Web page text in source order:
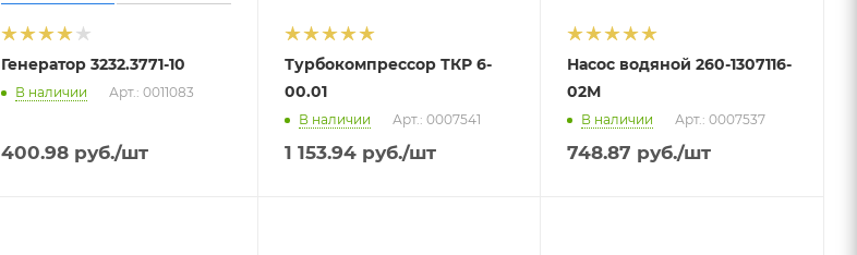
Генератор 3232.3771-10
В наличии Арт.: 0011083
400.98руб./шт
Турбокомпрессор ТКР 6-
00.01
В наличии Арт.: 0007541
1 153.94руб./шт
Насос водяной 260-1307116-
02М
В наличии Арт.: 0007537
748.87 руб./шт